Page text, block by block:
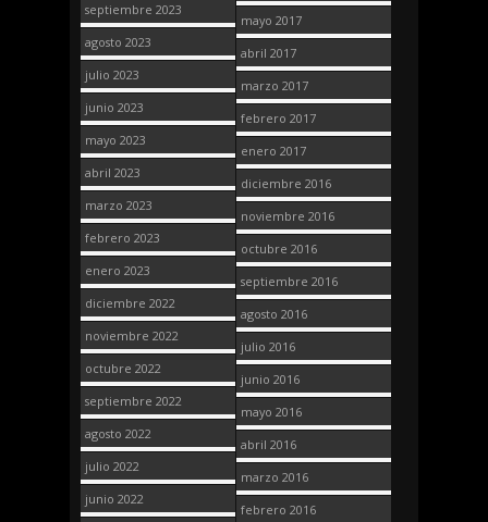
septiembre 2023
agosto 2023
julio 2023
junio 2023
mayo 2023
abril 2023
marzo 2023
febrero 2023
enero 2023
diciembre 2022
noviembre 2022
octubre 2022
septiembre 2022
agosto 2022
julio 2022
junio 2022
mayo 2017
abril 2017
marzo 2017
febrero 2017
enero 2017
diciembre 2016
noviembre 2016
octubre 2016
septiembre 2016
agosto 2016
julio 2016
junio 2016
mayo 2016
abril 2016
marzo 2016
febrero 2016